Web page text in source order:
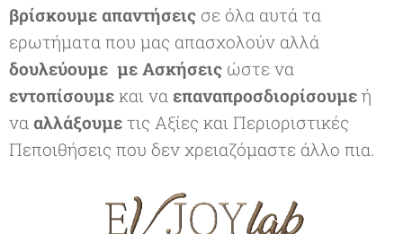
βρίσκουμε απαντήσεις σε όλα αυτά τα
ερωτήματα που μας απασχολούν αλλά
δουλεύουμε με Ασκήσεις ώστε να
εντοπίσουμε και να επαναπροσδιορίσουμε ή
να αλλάξουμε τις Αξίες και Περιοριστικές
Πεποιθήσεις που δεν χρειαζόμαστε άλλο πια.